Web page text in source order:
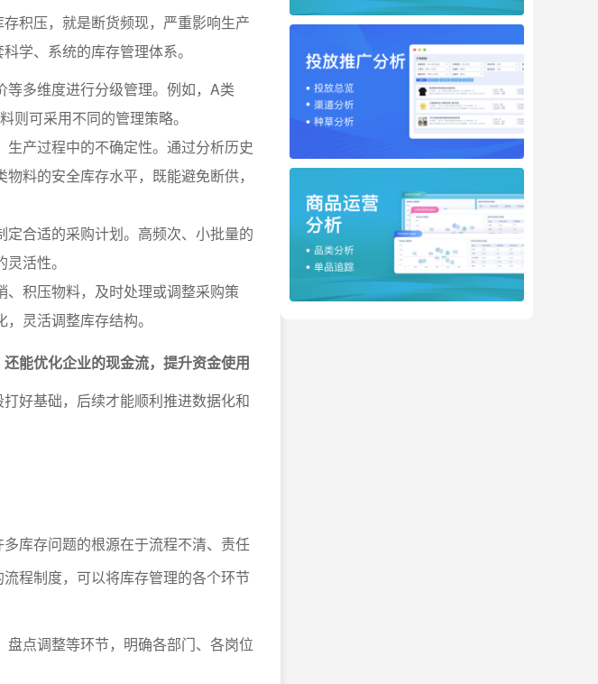
积压，就是断货频现，严重影响生产
学、系统的库存管理体系。
多维度进行分级管理。例如，A类
则可采用不同的管理策略。
产过程中的不确定性。通过分析历史
料的安全库存水平，既能避免断供，
合适的采购计划。高频次、小批量的
活性。
积压物料，及时处理或调整采购策
灵活调整库存结构。
能优化企业的现金流，提升资金使用
好基础，后续才能顺利推进数据化和
多库存问题的根源在于流程不清、责任
程制度，可以将库存管理的各个环节
点调整等环节，明确各部门、各岗位